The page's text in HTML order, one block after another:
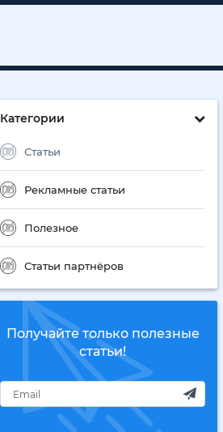
Категории
Статьи
Рекламные статьи
Полезное
Статьи партнёров
Получайте только полезные
статьи!